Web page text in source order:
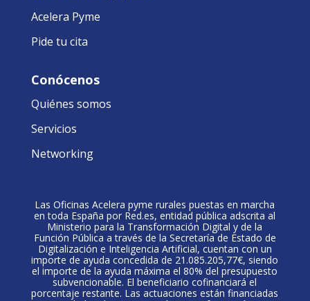
Acelera Pyme
Pide tu cita
Conócenos
Quiénes somos
Servicios
Networking
Las Oficinas Acelera pyme rurales puestas en marcha
en toda España por Red.es, entidad pública adscrita al
Ministerio para la Transformación Digital y de la
Función Pública a través de la Secretaría de Estado de
Digitalización e Inteligencia Artificial, cuentan con un
importe de ayuda concedida de 21.085.205,77€, siendo
el importe de la ayuda máxima el 80% del presupuesto
subvencionable. El beneficiario cofinanciará el
porcentaje restante. Las actuaciones están financiadas